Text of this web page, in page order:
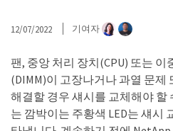
12/07/2022 기여자
팬, 중앙 처리 장치(CPU) 또는 이
(DIMM)이 고장나거나 과열 문제
해결할 경우 섀시를 교체해야 할
는 깜박이는 주황색 LED는 섀시